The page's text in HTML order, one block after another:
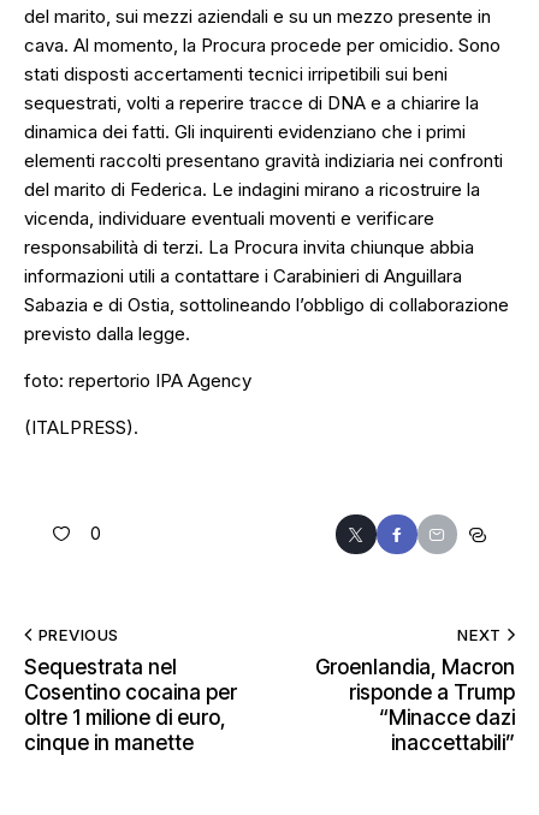
del marito, sui mezzi aziendali e su un mezzo presente in
cava. Al momento, la Procura procede per omicidio. Sono
stati disposti accertamenti tecnici irripetibili sui beni
sequestrati, volti a reperire tracce di DNA e a chiarire la
dinamica dei fatti. Gli inquirenti evidenziano che i primi
elementi raccolti presentano gravità indiziaria nei confronti
del marito di Federica. Le indagini mirano a ricostruire la
vicenda, individuare eventuali moventi e verificare
responsabilità di terzi. La Procura invita chiunque abbia
informazioni utili a contattare i Carabinieri di Anguillara
Sabazia e di Ostia, sottolineando l’obbligo di collaborazione
previsto dalla legge.
foto: repertorio IPA Agency
(ITALPRESS).
0
PREVIOUS
Sequestrata nel
Cosentino cocaina per
oltre 1 milione di euro,
cinque in manette
NEXT
Groenlandia, Macron
risponde a Trump
“Minacce dazi
inaccettabili”